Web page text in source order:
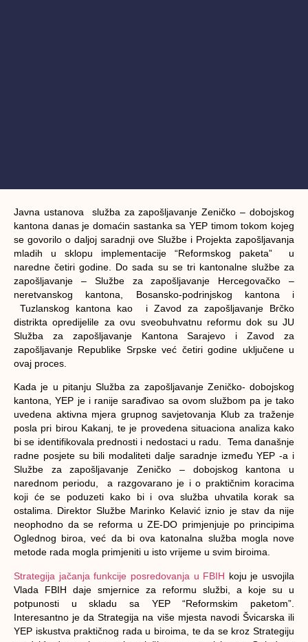
Javna ustanova služba za zapošljavanje Zeničko – dobojskog
kantona danas je domaćin sastanka sa YEP timom tokom kojeg
se govorilo o daljoj saradnji ove Službe i Projekta zapošljavanja
mladih u sklopu implementacije “Reformskog paketa” u
naredne četiri godine. Do sada su se tri kantonalne službe za
zapošljavanje – Službe za zapošljavanje Hercegovačko –
neretvanskog kantona, Bosansko-podrinjskog kantona i
Tuzlanskog kantona kao i Zavod za zapošljavanje Brčko
distrikta opredijelile za ovu sveobuhvatnu reformu dok su JU
Služba za zapošljavanje Kantona Sarajevo i Zavod za
zapošljavanje Republike Srpske već četiri godine uključene u
ovaj proces.
Kada je u pitanju Služba za zapošljavanje Zeničko- dobojskog
kantona, YEP je i ranije sarađivao sa ovom službom pa je tako
uvedena aktivna mjera grupnog savjetovanja Klub za traženje
posla pri birou Kakanj, te je provedena situaciona analiza kako
bi se identifikovala prednosti i nedostaci u radu. Tema današnje
radne posjete su bili modaliteti dalje saradnje između YEP -a i
Službe za zapošljavanje Zeničko – dobojskog kantona u
narednom periodu, a razgovarano je i o praktičnim koracima
koji će se poduzeti kako bi i ova služba uhvatila korak sa
ostalima. Direktor Službe Marinko Kelavić iznio je stav da nije
neophodno da se reforma u ZE-DO primjenjuje po principima
Oglednog biroa, već da bi ova katonalna služba mogla nove
metode rada mogla primjeniti u isto vrijeme u svim biroima.
Strategija jačanja funkcije posredovanja u FBIH koju je usvojila
Vlada FBIH daje smjernice za reformu službi, a koje su u
potpunosti u skladu sa YEP “Reformskim paketom”.
Interesantno je da Strategija na više mjesta navodi Švicarska ili
YEP iskustva praktičnog rada u biroima, te da se kroz Strategiju